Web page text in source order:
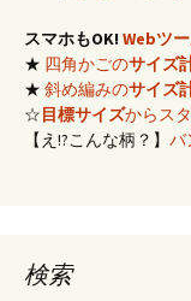
スマホもOK! Webツ
★ 四角かごのサイズ
★ 斜め編みのサイズ
☆目標サイズからス
【え!?こんな柄？】 バ
検索